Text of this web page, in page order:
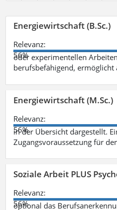
Energiewirtschaft (B.Sc.)
Relevanz:
56%
oder experimentellen
berufsbefähigend, ermöglicht
Energiewirtschaft (M.Sc.)
Relevanz:
56%
in der Übersicht dargestellt.
Zugangsvoraussetzung für
Soziale Arbeit PLUS
Relevanz:
56%
optional das